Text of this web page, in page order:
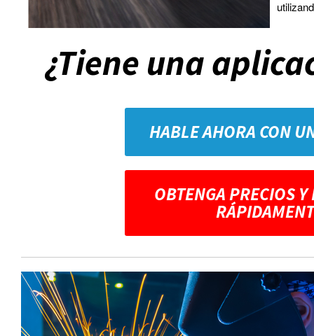
¿Tiene una
HABLE AHORA CON
OBTENGA PRECIOS Y